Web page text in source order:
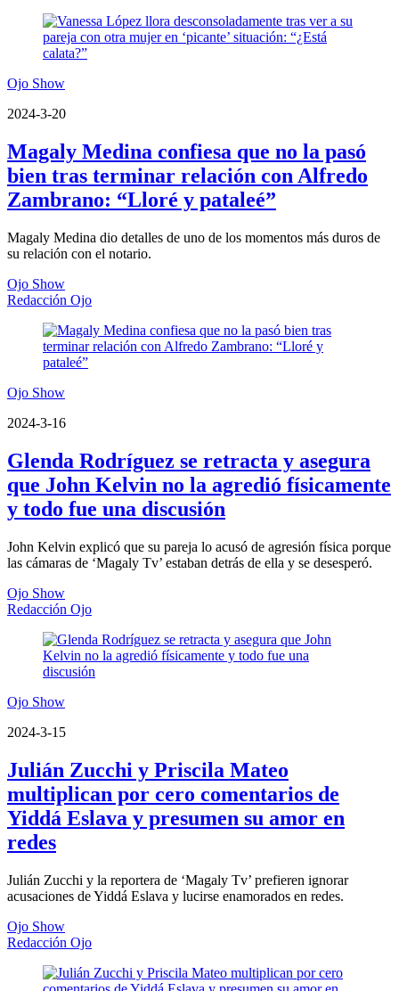
Ojo Show
2024-3-20
Magaly Medina confiesa que no la pasó
bien tras terminar relación con Alfredo
Zambrano: “Lloré y pataleé”
Magaly Medina dio detalles de uno de los momentos más duros de
su relación con el notario.
Ojo Show
Redacción Ojo
Ojo Show
2024-3-16
Glenda Rodríguez se retracta y asegura
que John Kelvin no la agredió físicamente
y todo fue una discusión
John Kelvin explicó que su pareja lo acusó de agresión física porque
las cámaras de ‘Magaly Tv’ estaban detrás de ella y se desesperó.
Ojo Show
Redacción Ojo
Ojo Show
2024-3-15
Julián Zucchi y Priscila Mateo
multiplican por cero comentarios de
Yiddá Eslava y presumen su amor en
redes
Julián Zucchi y la reportera de ‘Magaly Tv’ prefieren ignorar
acusaciones de Yiddá Eslava y lucirse enamorados en redes.
Ojo Show
Redacción Ojo